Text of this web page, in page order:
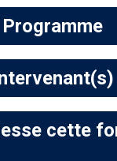
Programme
cette